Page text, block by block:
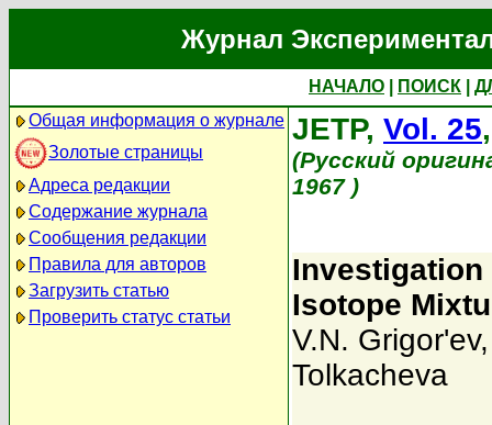
Журнал
НАЧАЛО ПОИСК
Общая информация о журнале
Золотые страницы
Адреса редакции
Содержание журнала
Сообщения редакции
Правила для авторов
Загрузить статью
Проверить статус статьи
JETP, Vol. 25
(Русский
1967 )
Investigation
Isotope
V.N. Grigor'ev
Tolkacheva